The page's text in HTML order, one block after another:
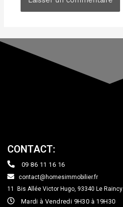
CONTACT:
09 86 11 16 16
contact@homesimmobilier.fr
11 Bis Allée Victor Hugo, 93340 Le Raincy
Mardi à Vendredi 9H30 à 19H30